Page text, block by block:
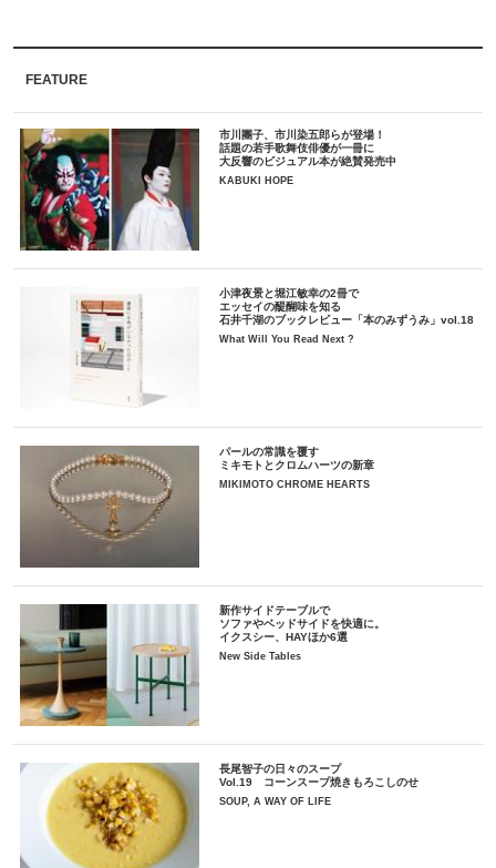
FEATURE
市川團子、市川染五郎らが登場！
話題の若手歌舞伎俳優が一冊に
大反響のビジュアル本が絶賛発売中
KABUKI HOPE
小津夜景と堀江敏幸の2冊で
エッセイの醍醐味を知る
石井千湖のブックレビュー「本のみずうみ」vol.18
What Will You Read Next ?
パールの常識を覆す
ミキモトとクロムハーツの新章
MIKIMOTO CHROME HEARTS
新作サイドテーブルで
ソファやベッドサイドを快適に。
イクスシー、HAYほか6選
New Side Tables
長尾智子の日々のスープ
Vol.19 コーンスープ焼きもろこしのせ
SOUP, A WAY OF LIFE